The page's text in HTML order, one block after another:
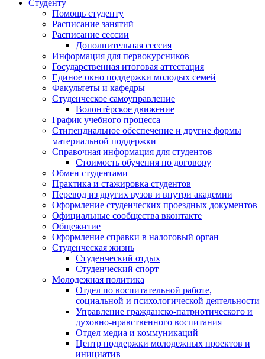
Студенту
Помощь студенту
Расписание занятий
Расписание сессии
Дополнительная сессия
Информация для первокурсников
Государственная итоговая аттестация
Единое окно поддержки молодых семей
Факультеты и кафедры
Студенческое самоуправление
Волонтёрское движение
График учебного процесса
Стипендиальное обеспечение и другие формы
материальной поддержки
Справочная информация для студентов
Cтоимость обучения по договору
Обмен студентами
Практика и стажировка студентов
Перевод из других вузов и внутри академии
Оформление студенческих проездных документов
Официальные сообщества вконтакте
Общежитие
Оформление справки в налоговый орган
Студенческая жизнь
Студенческий отдых
Студенческий спорт
Молодежная политика
Отдел по воспитательной работе,
социальной и психологической деятельности
Управление гражданско-патриотического и
духовно-нравственного воспитания
Отдел медиа и коммуникаций
Центр поддержки молодежных проектов и
инициатив